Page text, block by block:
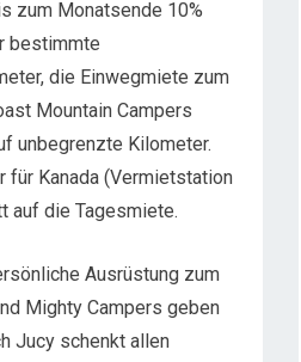
zum Monatsende 10%
bestimmte
die Einwegmiete zum
Mountain Campers
unbegrenzte Kilometer.
für Kanada (Vermietstation
auf die Tagesmiete.
Ausrüstung zum
Mighty Campers geben
Jucy schenkt allen